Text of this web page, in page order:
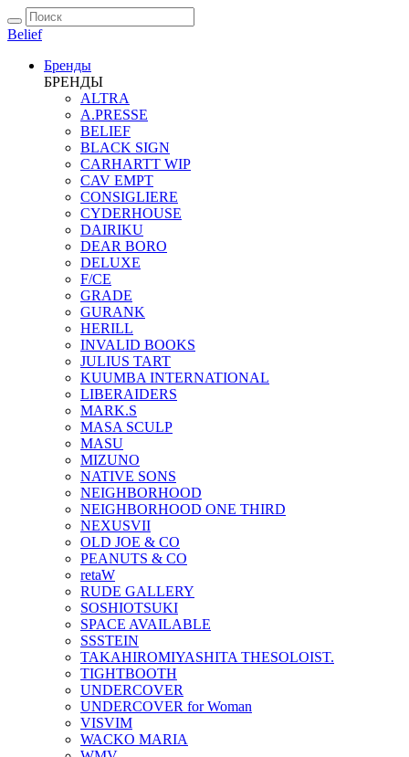
Belief
Бренды
БРЕНДЫ
ALTRA
A.PRESSE
BELIEF
BLACK SIGN
CARHARTT WIP
CAV EMPT
CONSIGLIERE
CYDERHOUSE
DAIRIKU
DEAR BORO
DELUXE
F/CE
GRADE
GURANK
HERILL
INVALID BOOKS
JULIUS TART
KUUMBA INTERNATIONAL
LIBERAIDERS
MARK.S
MASA SCULP
MASU
MIZUNO
NATIVE SONS
NEIGHBORHOOD
NEIGHBORHOOD ONE THIRD
NEXUSVII
OLD JOE & CO
PEANUTS & CO
retaW
RUDE GALLERY
SOSHIOTSUKI
SPACE AVAILABLE
SSSTEIN
TAKAHIROMIYASHITA THESOLOIST.
TIGHTBOOTH
UNDERCOVER
UNDERCOVER for Woman
VISVIM
WACKO MARIA